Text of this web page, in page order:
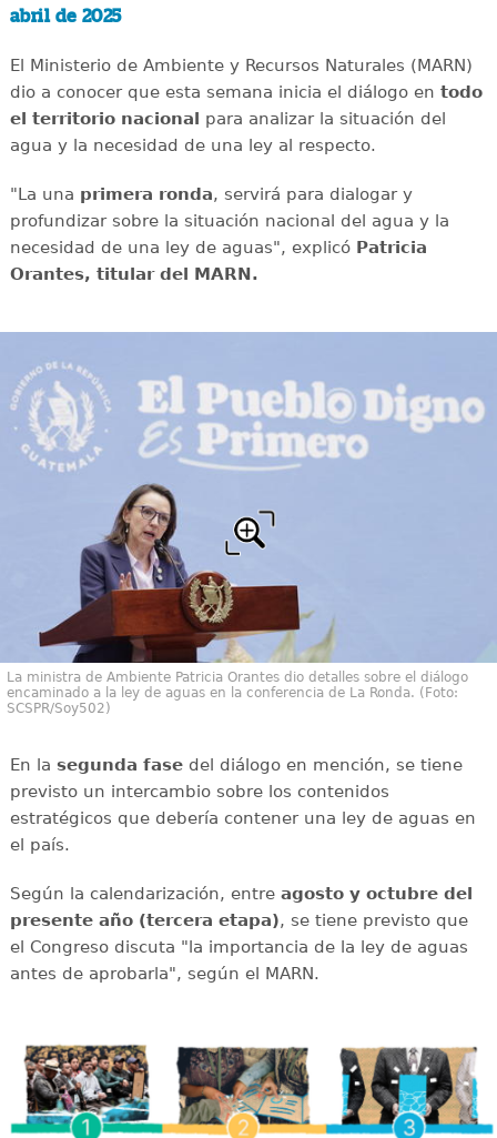
abril de 2025
El Ministerio de Ambiente y Recursos Naturales (MARN)
dio a conocer que esta semana inicia el diálogo en todo
el territorio nacional para analizar la situación del
agua y la necesidad de una ley al respecto.
"La una primera ronda, servirá para dialogar y
profundizar sobre la situación nacional del agua y la
necesidad de una ley de aguas", explicó Patricia
Orantes, titular del MARN.
La ministra de Ambiente Patricia Orantes dio detalles sobre el diálogo
encaminado a la ley de aguas en la conferencia de La Ronda. (Foto:
SCSPR/Soy502)
En la segunda fasedel diálogo en mención, se tiene
previsto un intercambio sobre los contenidos
estratégicos que debería contener una ley de aguas en
el país.
Según la calendarización, entre agosto y octubre del
presente año (tercera etapa), se tiene previsto que
el Congreso discuta "la importancia de la ley de aguas
antes de aprobarla", según el MARN.